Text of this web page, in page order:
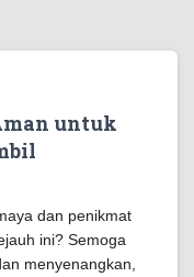
untuk
dan penikmat
ini? Semoga
menyenangkan,